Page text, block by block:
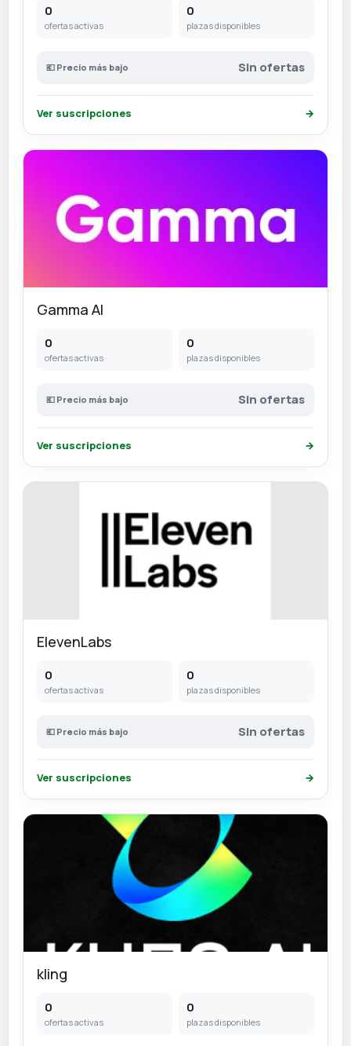
0
ofertas activas
0
plazas disponibles
💶 Precio más bajo Sin ofertas
Ver suscripciones →
Gamma AI
0
ofertas activas
0
plazas disponibles
💶 Precio más bajo Sin ofertas
Ver suscripciones →
ElevenLabs
0
ofertas activas
0
plazas disponibles
💶 Precio más bajo Sin ofertas
Ver suscripciones →
kling
0
ofertas activas
0
plazas disponibles